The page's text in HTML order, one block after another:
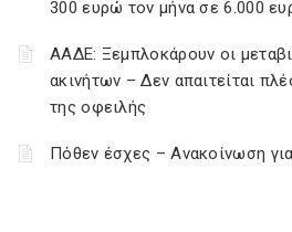
300 ευρώ τον μήνα σε 6.000
ΑΑΔΕ: Ξεμπλοκάρουν οι
ακινήτων – Δεν απαιτείται
της οφειλής
Πόθεν έσχες – Ανακοίνωση